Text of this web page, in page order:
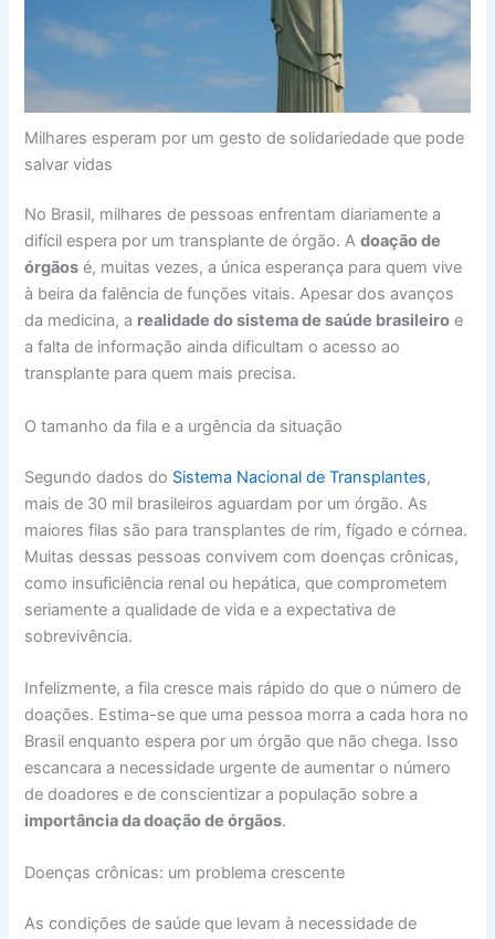
Milhares esperam por um gesto de solidariedade que pode
salvar vidas
No Brasil, milhares de pessoas enfrentam diariamente a
difícil espera por um transplante de órgão. Adoação de
órgãos é, muitas vezes, a única esperança para quem vive
à beira da falência de funções vitais. Apesar dos avanços
da medicina, a realidade do sistema de saúde brasileiro e
a falta de informação ainda dificultam o acesso ao
transplante para quem mais precisa.
O tamanho da fila e a urgência da situação
Segundo dados do Sistema Nacional de Transplantes,
mais de 30 mil brasileiros aguardam por um órgão. As
maiores filas são para transplantes de rim, fígado e córnea.
Muitas dessas pessoas convivem com doenças crônicas,
como insuficiência renal ou hepática, que comprometem
seriamente a qualidade de vida e a expectativa de
sobrevivência.
Infelizmente, a fila cresce mais rápido do que o número de
doações. Estima-se que uma pessoa morra a cada hora no
Brasil enquanto espera por um órgão que não chega. Isso
escancara a necessidade urgente de aumentar o número
de doadores e de conscientizar a população sobre a
importância da doação de órgãos.
Doenças crônicas: um problema crescente
As condições de saúde que levam à necessidade de